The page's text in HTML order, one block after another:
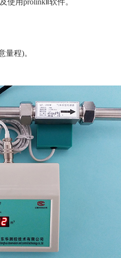
使用prolinkⅡ软件。
量程)。